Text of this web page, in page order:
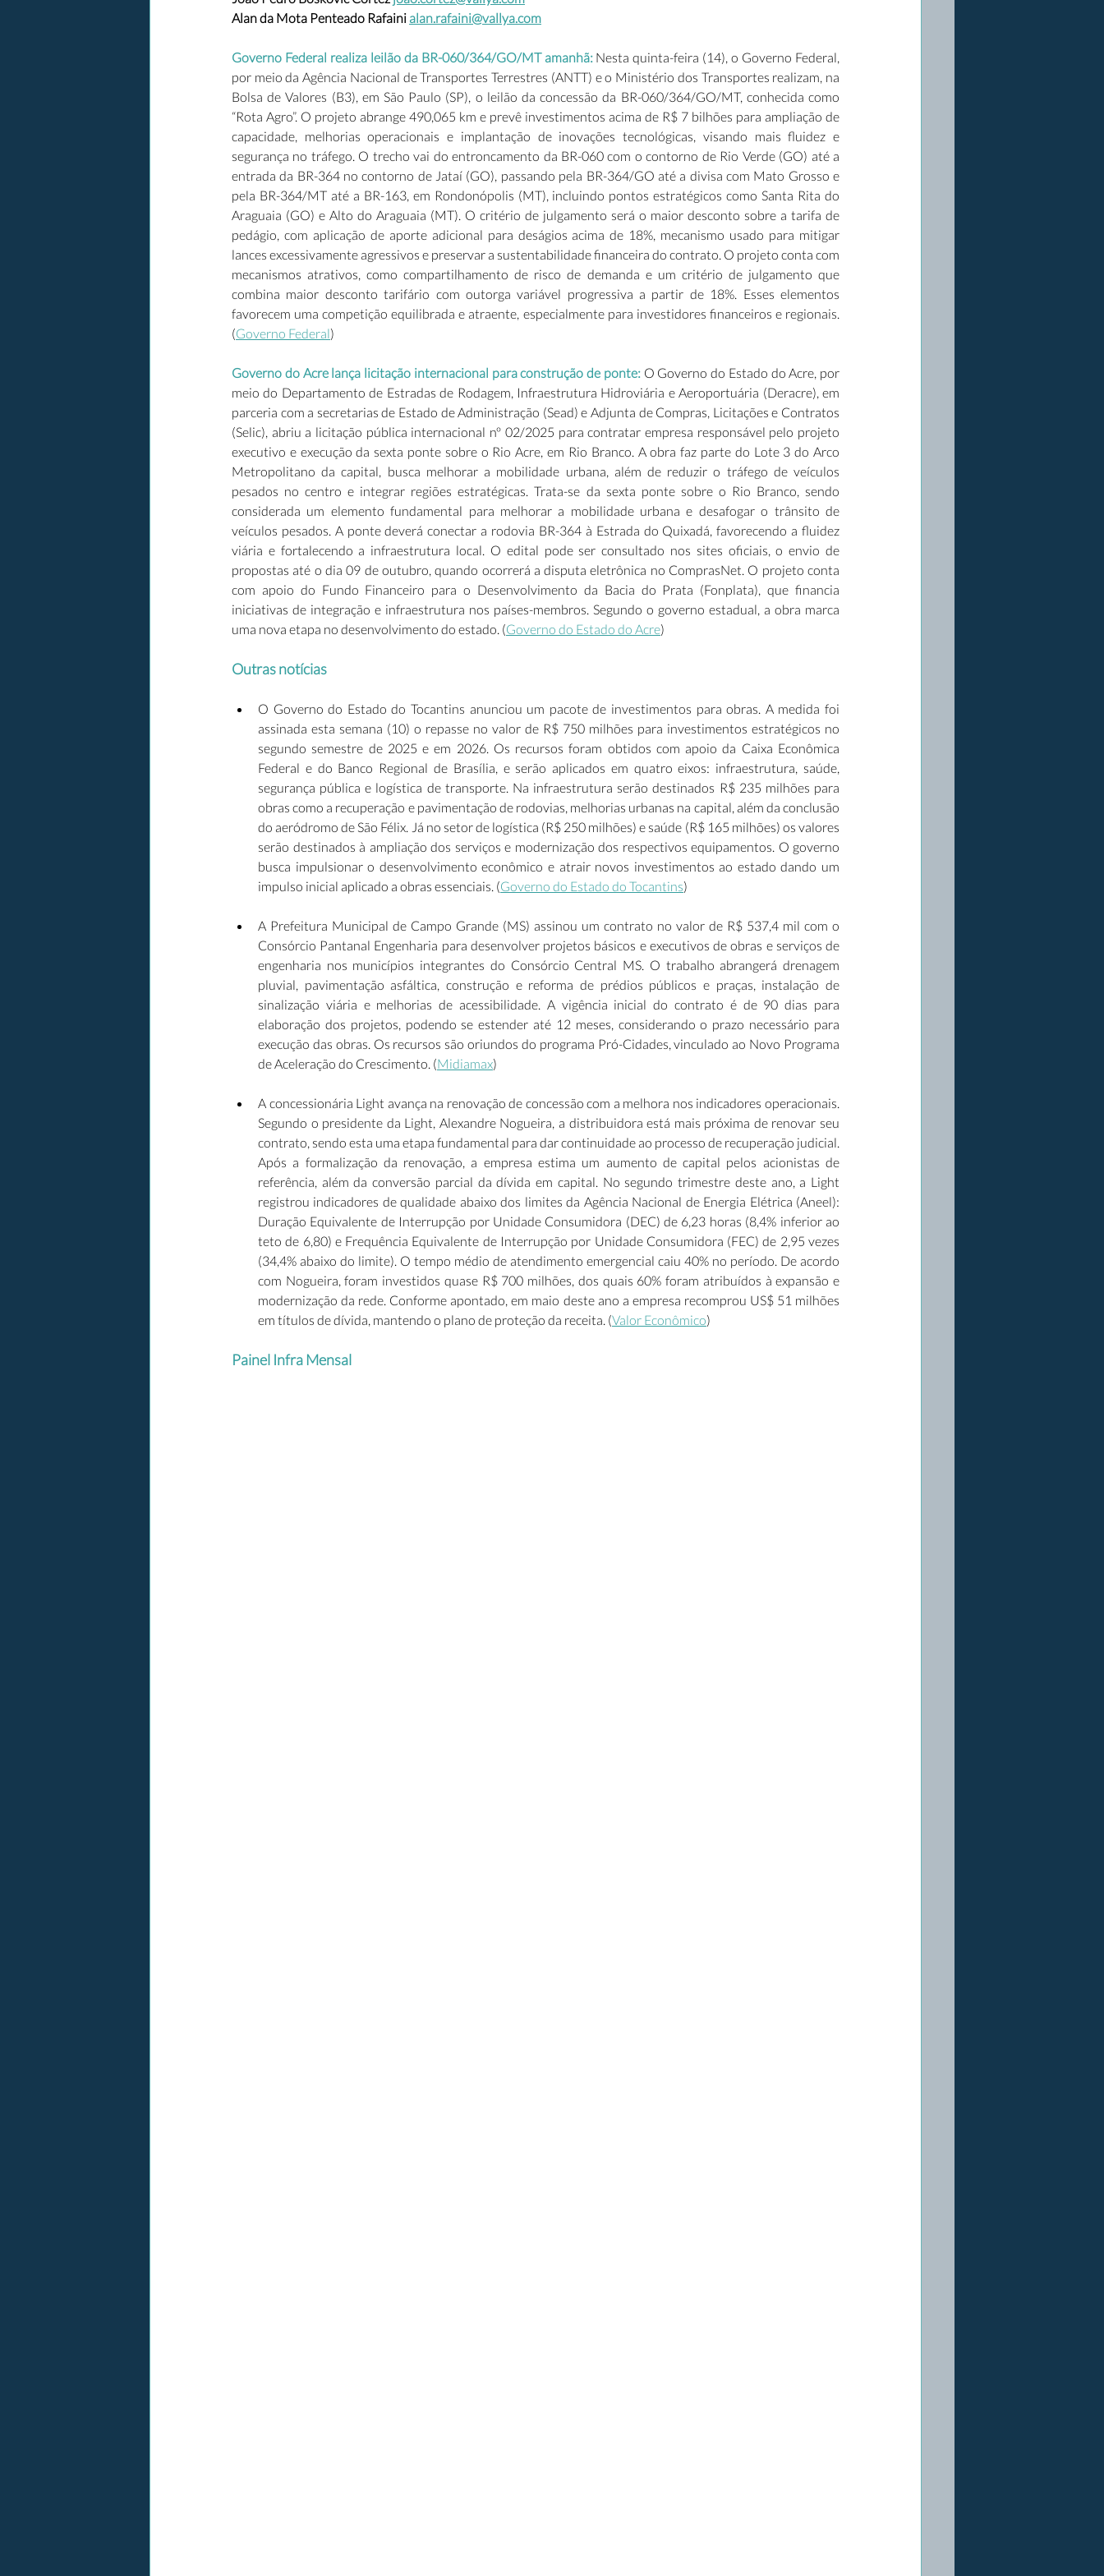
Alan da Mota Penteado Rafaini alan.rafaini@vallya.com
Governo Federal realiza leilão da BR-060/364/GO/MT amanhã: Nesta quinta-feira (14), o Governo Federal,
por meio da Agência Nacional de Transportes Terrestres (ANTT) e o Ministério dos Transportes realizam, na
Bolsa de Valores (B3), em São Paulo (SP), o leilão da concessão da BR-060/364/GO/MT, conhecida como
“Rota Agro”. O projeto abrange 490,065 km e prevê investimentos acima de R$ 7 bilhões para ampliação de
capacidade, melhorias operacionais e implantação de inovações tecnológicas, visando mais fluidez e
segurança no tráfego. O trecho vai do entroncamento da BR-060 com o contorno de Rio Verde (GO) até a
entrada da BR-364 no contorno de Jataí (GO), passando pela BR-364/GO até a divisa com Mato Grosso e
pela BR-364/MT até a BR-163, em Rondonópolis (MT), incluindo pontos estratégicos como Santa Rita do
Araguaia (GO) e Alto do Araguaia (MT). O critério de julgamento será o maior desconto sobre a tarifa de
pedágio, com aplicação de aporte adicional para deságios acima de 18%, mecanismo usado para mitigar
lances excessivamente agressivos e preservar a sustentabilidade financeira do contrato. O projeto conta com
mecanismos atrativos, como compartilhamento de risco de demanda e um critério de julgamento que
combina maior desconto tarifário com outorga variável progressiva a partir de 18%. Esses elementos
favorecem uma competição equilibrada e atraente, especialmente para investidores financeiros e regionais.
(Governo Federal)
Governo do Acre lança licitação internacional para construção de ponte: O Governo do Estado do Acre, por
meio do Departamento de Estradas de Rodagem, Infraestrutura Hidroviária e Aeroportuária (Deracre), em
parceria com a secretarias de Estado de Administração (Sead) e Adjunta de Compras, Licitações e Contratos
(Selic), abriu a licitação pública internacional nº 02/2025 para contratar empresa responsável pelo projeto
executivo e execução da sexta ponte sobre o Rio Acre, em Rio Branco. A obra faz parte do Lote 3 do Arco
Metropolitano da capital, busca melhorar a mobilidade urbana, além de reduzir o tráfego de veículos
pesados no centro e integrar regiões estratégicas. Trata-se da sexta ponte sobre o Rio Branco, sendo
considerada um elemento fundamental para melhorar a mobilidade urbana e desafogar o trânsito de
veículos pesados. A ponte deverá conectar a rodovia BR-364 à Estrada do Quixadá, favorecendo a fluidez
viária e fortalecendo a infraestrutura local. O edital pode ser consultado nos sites oficiais, o envio de
propostas até o dia 09 de outubro, quando ocorrerá a disputa eletrônica no ComprasNet. O projeto conta
com apoio do Fundo Financeiro para o Desenvolvimento da Bacia do Prata (Fonplata), que financia
iniciativas de integração e infraestrutura nos países-membros. Segundo o governo estadual, a obra marca
uma nova etapa no desenvolvimento do estado. (Governo do Estado do Acre)
Outras notícias
O Governo do Estado do Tocantins anunciou um pacote de investimentos para obras. A medida foi
assinada esta semana (10) o repasse no valor de R$ 750 milhões para investimentos estratégicos no
segundo semestre de 2025 e em 2026. Os recursos foram obtidos com apoio da Caixa Econômica
Federal e do Banco Regional de Brasília, e serão aplicados em quatro eixos: infraestrutura, saúde,
segurança pública e logística de transporte. Na infraestrutura serão destinados R$ 235 milhões para
obras como a recuperação e pavimentação de rodovias, melhorias urbanas na capital, além da conclusão
do aeródromo de São Félix. Já no setor de logística (R$ 250 milhões) e saúde (R$ 165 milhões) os valores
serão destinados à ampliação dos serviços e modernização dos respectivos equipamentos. O governo
busca impulsionar o desenvolvimento econômico e atrair novos investimentos ao estado dando um
impulso inicial aplicado a obras essenciais. (Governo do Estado do Tocantins)
A Prefeitura Municipal de Campo Grande (MS) assinou um contrato no valor de R$ 537,4 mil com o
Consórcio Pantanal Engenharia para desenvolver projetos básicos e executivos de obras e serviços de
engenharia nos municípios integrantes do Consórcio Central MS. O trabalho abrangerá drenagem
pluvial, pavimentação asfáltica, construção e reforma de prédios públicos e praças, instalação de
sinalização viária e melhorias de acessibilidade. A vigência inicial do contrato é de 90 dias para
elaboração dos projetos, podendo se estender até 12 meses, considerando o prazo necessário para
execução das obras. Os recursos são oriundos do programa Pró-Cidades, vinculado ao Novo Programa
de Aceleração do Crescimento. (Midiamax)
A concessionária Light avança na renovação de concessão com a melhora nos indicadores operacionais.
Segundo o presidente da Light, Alexandre Nogueira, a distribuidora está mais próxima de renovar seu
contrato, sendo esta uma etapa fundamental para dar continuidade ao processo de recuperação judicial.
Após a formalização da renovação, a empresa estima um aumento de capital pelos acionistas de
referência, além da conversão parcial da dívida em capital. No segundo trimestre deste ano, a Light
registrou indicadores de qualidade abaixo dos limites da Agência Nacional de Energia Elétrica (Aneel):
Duração Equivalente de Interrupção por Unidade Consumidora (DEC) de 6,23 horas (8,4% inferior ao
teto de 6,80) e Frequência Equivalente de Interrupção por Unidade Consumidora (FEC) de 2,95 vezes
(34,4% abaixo do limite). O tempo médio de atendimento emergencial caiu 40% no período. De acordo
com Nogueira, foram investidos quase R$ 700 milhões, dos quais 60% foram atribuídos à expansão e
modernização da rede. Conforme apontado, em maio deste ano a empresa recomprou US$ 51 milhões
em títulos de dívida, mantendo o plano de proteção da receita. (Valor Econômico)
Painel Infra Mensal